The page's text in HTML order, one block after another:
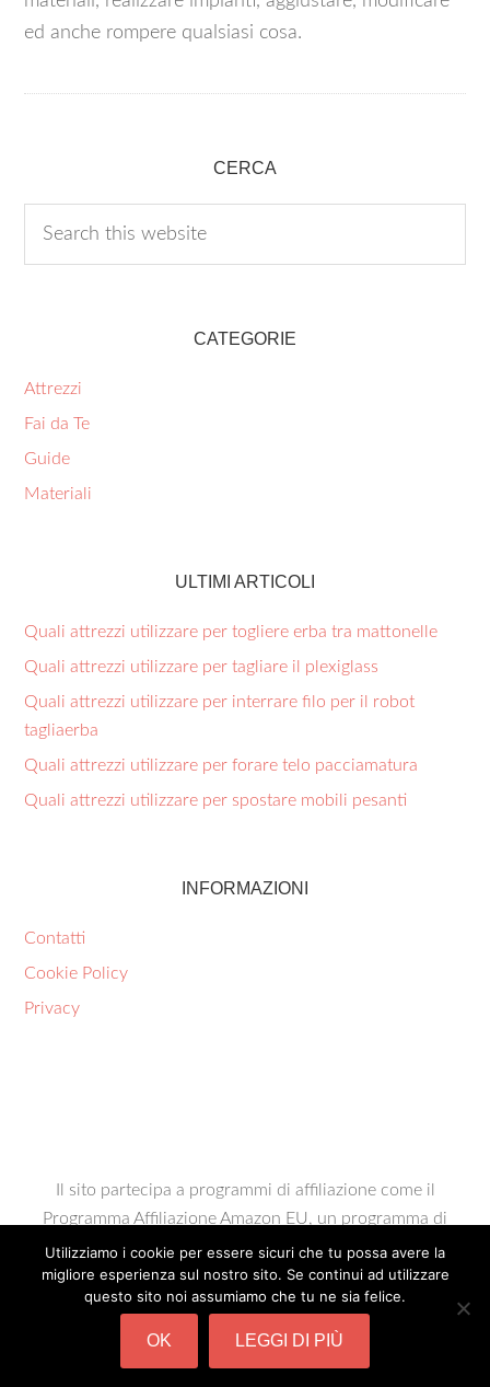
ed anche rompere qualsiasi cosa.
CERCA
CATEGORIE
Attrezzi
Fai da Te
Guide
Materiali
ULTIMI ARTICOLI
Quali attrezzi utilizzare per togliere erba tra mattonelle​
Quali attrezzi utilizzare per tagliare il plexiglass​
Quali attrezzi utilizzare per interrare filo per il robot
tagliaerba​
Quali attrezzi utilizzare per forare telo pacciamatura​
Quali attrezzi utilizzare per spostare mobili pesanti​
INFORMAZIONI
Contatti
Cookie Policy
Privacy
Il sito partecipa a programmi di affiliazione come il
Programma Affiliazione Amazon EU, un programma di
affiliazione che permette ai siti web di percepire una
commissione pubblicitaria pubblicizzando e fornendo link
al sito Amazon.it. In qualità di Affiliato Amazon, il presente
sito riceve un guadagno per ciascun acquisto idoneo.
Utilizziamo i cookie per essere sicuri che tu possa avere la
migliore esperienza sul nostro sito. Se continui ad utilizzare
questo sito noi assumiamo che tu ne sia felice.
OK LEGGI DI PIÙ